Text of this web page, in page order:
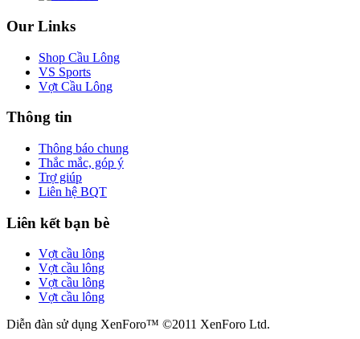
Our Links
Shop Cầu Lông
VS Sports
Vợt Cầu Lông
Thông tin
Thông báo chung
Thắc mắc, góp ý
Trợ giúp
Liên hệ BQT
Liên kết bạn bè
Vợt cầu lông
Vợt cầu lông
Vợt cầu lông
Vợt cầu lông
Diễn đàn sử dụng XenForo™ ©2011 XenForo Ltd.